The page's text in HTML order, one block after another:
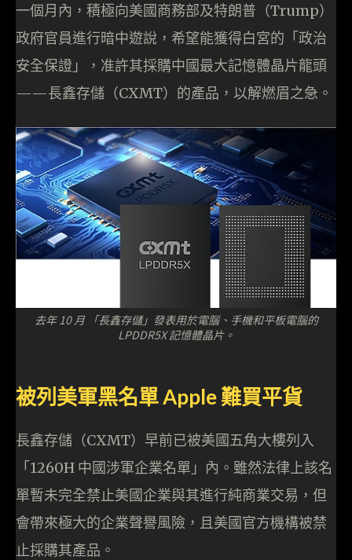
一個月內，積極向美國商務部及特朗普（Trump）
政府官員進行暗中遊說，希望能獲得白宮的「政治
安全保證」，准許其採購中國最大記憶體晶片龍頭
——長鑫存儲（CXMT）的產品，以解燃眉之急。
去年 10 月 「長鑫存儲」發表用於電腦、手機和平板電腦的
LPDDR5X 記憶體晶片。
被列美軍黑名單 Apple 難買平貨
長鑫存儲（CXMT）早前已被美國五角大樓列入
「1260H 中國涉軍企業名單」內。雖然法律上該名
單暫未完全禁止美國企業與其進行純商業交易，但
會帶來極大的企業聲譽風險，且美國官方機構被禁
止採購其產品。